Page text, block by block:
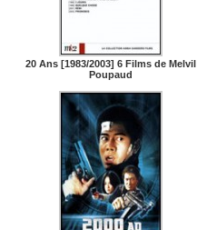
20 Ans [1983/2003] 6 Films de Melvil
Poupaud